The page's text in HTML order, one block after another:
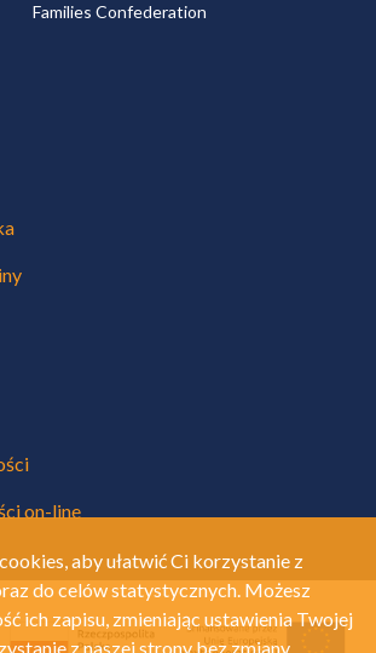
Families Confederation
on-line
aby ułatwić Ci korzystanie z
do celów statystycznych. Możesz
ich zapisu, zmieniając ustawienia Twojej
z naszej strony bez zmiany